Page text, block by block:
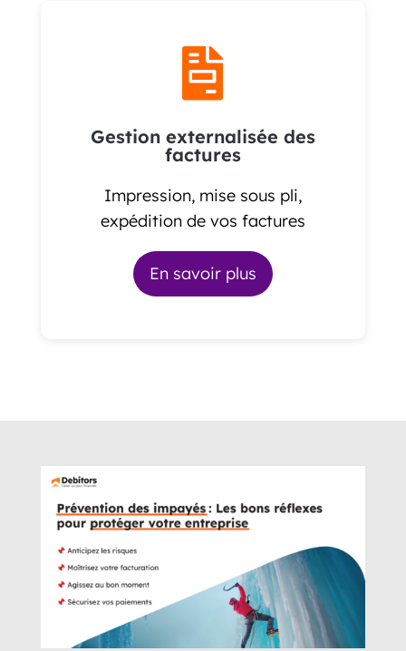

Gestion externalisée des
factures
Impression, mise sous pli,
expédition de vos factures
En savoir plus